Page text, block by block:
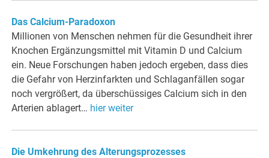
Das Calcium-Paradoxon
Millionen von Menschen nehmen für die Gesundheit ihrer
Knochen Ergänzungsmittel mit Vitamin D und Calcium
ein. Neue Forschungen haben jedoch ergeben, dass dies
die Gefahr von Herzinfarkten und Schlaganfällen sogar
noch vergrößert, da überschüssiges Calcium sich in den
Arterien ablagert… hier weiter
Die Umkehrung des Alterungsprozesses